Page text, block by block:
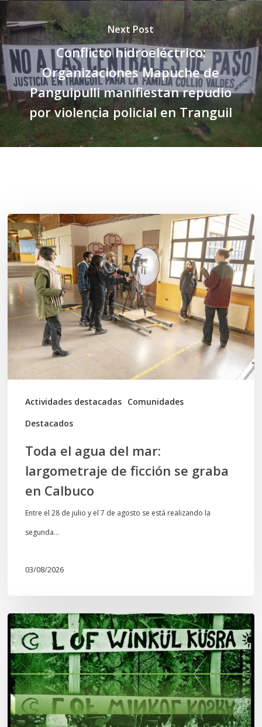
Next Post
Conflicto hidroeléctrico:
Organizaciones Mapuche de
Panguipulli manifiestan repudio
por violencia policial en Tranguil
Actividades destacadas Comunidades
Destacados
Toda
el
agua
del
mar:
largometraje
de
ficción
se
graba
Toda el agua del mar:
largometraje de ficción se graba
en Calbuco
Entre el 28 de julio y el 7 de agosto se está realizando la
segunda…
03/08/2026
Lof
Winkül
Küsra
convoca
a
apoyar